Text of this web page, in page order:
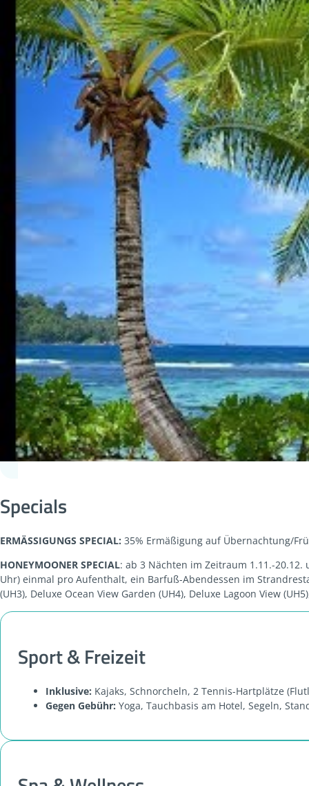
Specials
ERMÄSSIGUNGS SPECIAL: 35% Ermäßigung auf Übernachtung/
HONEYMOONER SPECIAL: ab 3 Nächten im Zeitraum 1.11.-20.12.
Uhr) einmal pro Aufenthalt, ein Barfuß-Abendessen im
(UH3), Deluxe Ocean View Garden (UH4), Deluxe Lagoon View
Sport & Freizeit
Inklusive: Kajaks, Schnorcheln, 2 Tennis-Hartplätze
Gegen Gebühr: Yoga, Tauchbasis am Hotel, Segeln,